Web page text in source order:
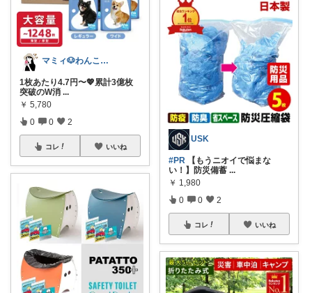
マミィ🐶わんこと暮らす｜お得情報係
1枚あたり4.7円〜💖累計3億枚
突破のW消 ...
￥ 5,780
0 0 2
コレ いいね
USK
#PR 【もうニオイで悩まな
い！】防災備蓄 ...
￥ 1,980
0 0 2
コレ いいね